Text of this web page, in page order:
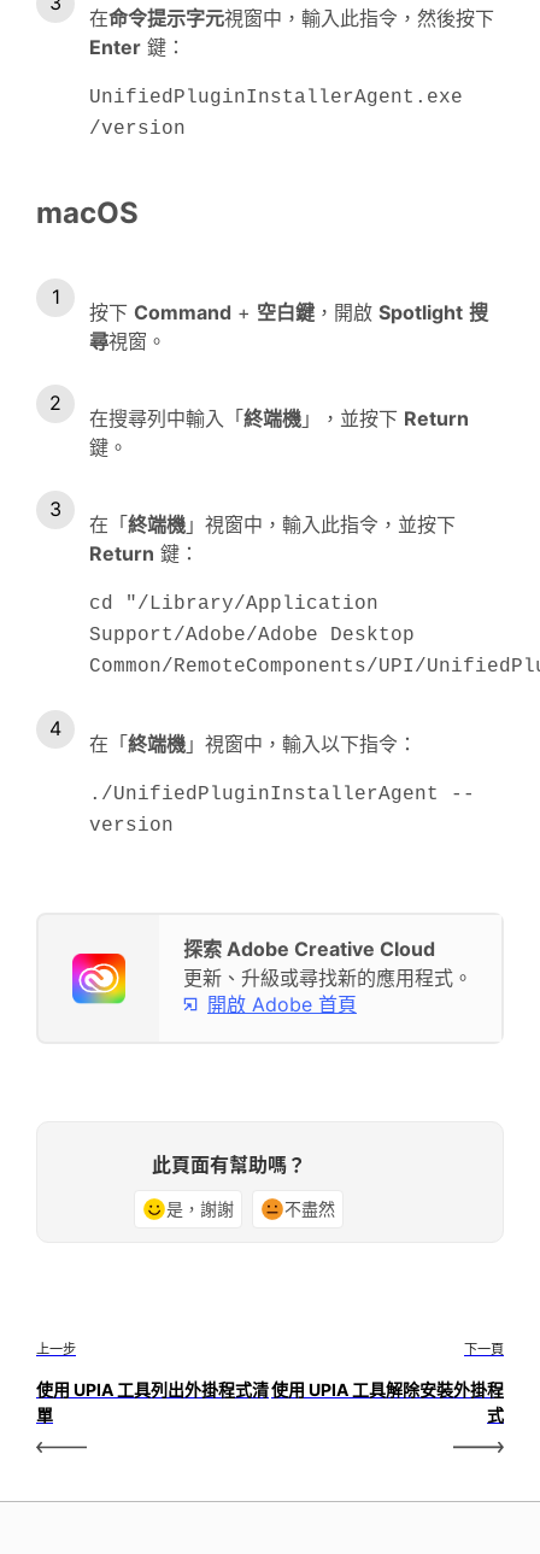
在命令提示字元視窗中，輸入此指令，然後按下
Enter 鍵：
UnifiedPluginInstallerAgent.exe
/version
macOS
按下 Command + 空白鍵 ，開啟 Spotlight 搜
尋視窗。
在搜尋列中輸入「 終端機 」，並按下 Return
鍵。
在「 終端機 」視窗中，輸入此指令，並按下
Return 鍵：
cd "/Library/Application
Support/Adobe/Adobe Desktop
Common/RemoteComponents/UPI/
在「 終端機 」視窗中，輸入以下指令：
./UnifiedPluginInstallerAgent --
version
探索 Adobe Creative Cloud
更新、升級或尋找新的應用程式。
開啟 Adobe 首頁
此頁面有幫助嗎？
是，謝謝 不盡然
上一步
使用 UPIA 工具列出外掛程式清
單
下一頁
使用 UPIA 工具解除安裝外掛程
式